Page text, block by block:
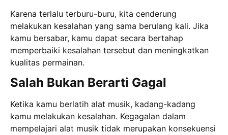
Karena terlalu terburu-buru, kita cenderung
melakukan kesalahan yang sama berulang kali. Jika
kamu bersabar, kamu dapat secara bertahap
memperbaiki kesalahan tersebut dan meningkatkan
kualitas permainan.
Salah Bukan Berarti Gagal
Ketika kamu berlatih alat musik, kadang-kadang
kamu melakukan kesalahan. Kegagalan dalam
mempelajari alat musik tidak merupakan konsekuensi